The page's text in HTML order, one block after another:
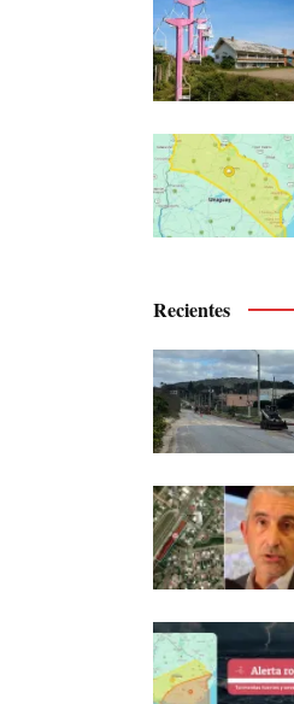
Recientes